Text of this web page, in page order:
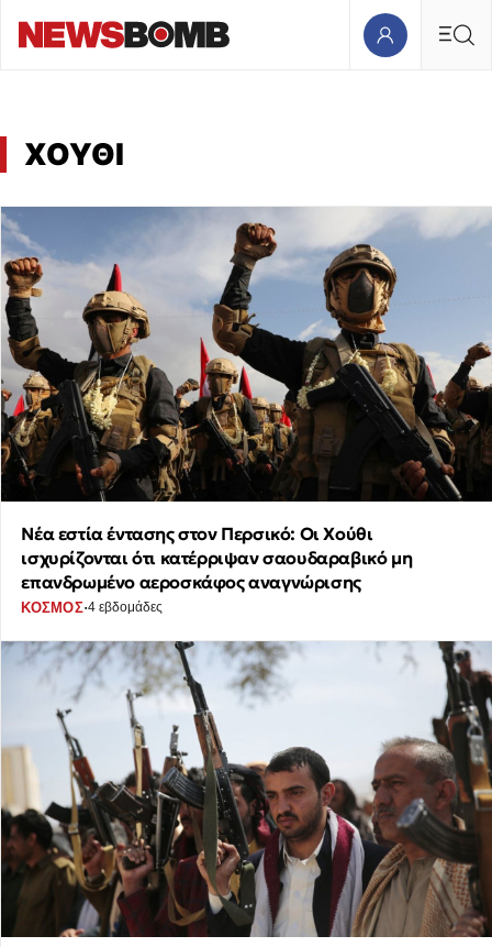
ΧΟΥΘΙ
Νέα εστία έντασης στον Περσικό: Οι Χούθι
ισχυρίζονται ότι κατέρριψαν σαουδαραβικό μη
επανδρωμένο αεροσκάφος αναγνώρισης
ΚΟΣΜΟΣ·4 εβδομάδες